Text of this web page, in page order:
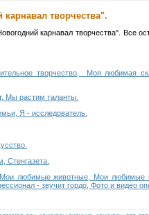
карнавал творчества".
карнавал творчества". Все
творчество, Моя любимая
Мы растим таланты.
Я - исследователь.
Стенгазета.
любимые животные, Мои
- звучит гордо, Фото и видео